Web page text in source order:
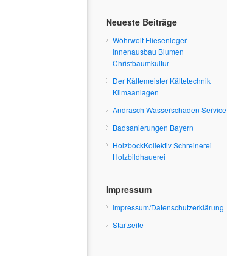
Neueste Beiträge
Wöhrwolf Fliesenleger
Innenausbau Blumen
Christbaumkultur
Der Kältemeister Kältetechnik
Klimaanlagen
Andrasch Wasserschaden Service
Badsanierungen Bayern
HolzbockKollektiv Schreinerei
Holzbildhauerei
Impressum
Impressum/Datenschutzerklärung
Startseite